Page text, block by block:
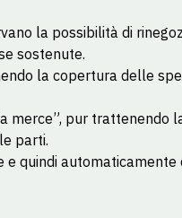
la possibilità di
sostenute.
la copertura delle
pur
parti.
e quindi